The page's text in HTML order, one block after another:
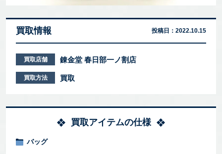
買取情報 投稿日： 2022.10.15
買取店舗 錬金堂 春日部一ノ割店
買取方法 買取
買取アイテムの仕様
バッグ